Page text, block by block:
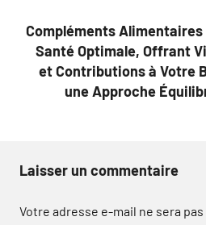
Compléments
Santé Optimale, Offrant
et Contributions à Votre
une Approche
Laisser un commentaire
Votre adresse e-mail ne sera pas